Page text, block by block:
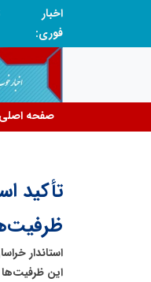
اخبار
فوری:
صفحه اصلی
تأکید
استاندار
این